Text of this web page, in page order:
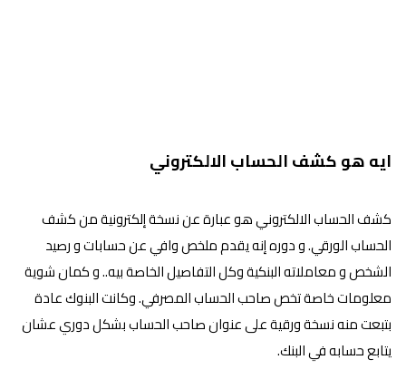
ايه هو كشف الحساب الالكتروني
كشف الحساب الالكتروني هو عبارة عن نسخة إلكترونية من كشف
الحساب الورقي. و دوره إنه يقدم ملخص وافي عن حسابات و رصيد
الشخص و معاملاته البنكية وكل التفاصيل الخاصة بيه.. و كمان شوية
معلومات خاصة تخص صاحب الحساب المصرفي. وكانت البنوك عادة
بتبعت منه نسخة ورقية على عنوان صاحب الحساب بشكل دوري عشان
يتابع حسابه في البنك.